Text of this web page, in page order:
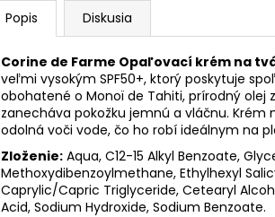
Popis Diskusia
Corine de Farme Opaľovací krém na
veľmi vysokým SPF50+, ktorý poskytuje
obohatené o Monoï de Tahiti, prírodný
zanecháva pokožku jemnú a vláčnu. Krém
odolná voči vode, čo ho robí ideálnym na
Zloženie: Aqua, C12-15 Alkyl Benzoate,
Methoxydibenzoylmethane, Ethylhexyl
Caprylic/Capric Triglyceride, Cetearyl
Acid, Sodium Hydroxide, Sodium Benzoate.